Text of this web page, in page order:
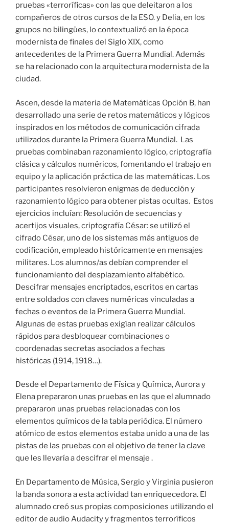
pruebas «terroríficas» con las que deleitaron a los
compañeros de otros cursos de la ESO. y Delia, en los
grupos no bilingües, lo contextualizó en la época
modernista de finales del Siglo XIX, como
antecedentes de la Primera Guerra Mundial. Además
se ha relacionado con la arquitectura modernista de la
ciudad.
Ascen, desde la materia de Matemáticas Opción B, han
desarrollado una serie de retos matemáticos y lógicos
inspirados en los métodos de comunicación cifrada
utilizados durante la Primera Guerra Mundial. Las
pruebas combinaban razonamiento lógico, criptografía
clásica y cálculos numéricos, fomentando el trabajo en
equipo y la aplicación práctica de las matemáticas. Los
participantes resolvieron enigmas de deducción y
razonamiento lógico para obtener pistas ocultas. Estos
ejercicios incluían: Resolución de secuencias y
acertijos visuales, criptografía César: se utilizó el
cifrado César, uno de los sistemas más antiguos de
codificación, empleado históricamente en mensajes
militares. Los alumnos/as debían comprender el
funcionamiento del desplazamiento alfabético.
Descifrar mensajes encriptados, escritos en cartas
entre soldados con claves numéricas vinculadas a
fechas o eventos de la Primera Guerra Mundial.
Algunas de estas pruebas exigían realizar cálculos
rápidos para desbloquear combinaciones o
coordenadas secretas asociados a fechas
históricas (1914, 1918…).
Desde el Departamento de Física y Química, Aurora y
Elena prepararon unas pruebas en las que el alumnado
prepararon unas pruebas relacionadas con los
elementos químicos de la tabla periódica. El número
atómico de estos elementos estaba unido a una de las
pistas de las pruebas con el objetivo de tener la clave
que les llevaría a descifrar el mensaje .
En Departamento de Música, Sergio y Virginia pusieron
la banda sonora a esta actividad tan enriquecedora. El
alumnado creó sus propias composiciones utilizando el
editor de audio Audacity y fragmentos terroríficos